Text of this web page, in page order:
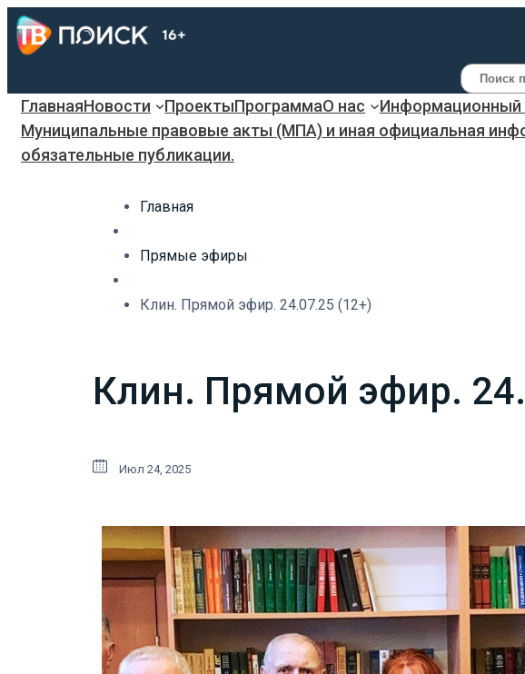
Поиск
ГлавнаяНовости ПроектыПрограммаО нас
Информационный
Муниципальные правовые акты (МПА) и иная официальная
обязательные публикации.
Главная
Прямые эфиры
Клин. Прямой эфир. 24.07.25 (12+)
Клин. Прямой эфир.
Июл 24, 2025